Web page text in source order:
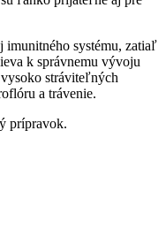
systému, zatiaľ
k správnemu vývoju
stráviteľných
a trávenie.
prípravok.